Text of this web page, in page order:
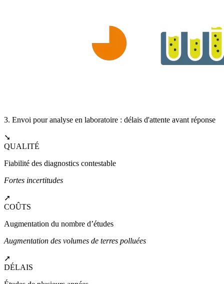
3. Envoi pour analyse en laboratoire : délais d'attente avant réponse
➘
QUALITÉ
Fiabilité des diagnostics contestable
Fortes incertitudes
➚
COÛTS
Augmentation du nombre d’études
Augmentation des volumes de terres polluées
➚
DÉLAIS